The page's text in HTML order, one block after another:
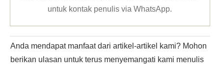
untuk kontak penulis via WhatsApp.
Anda mendapat manfaat dari artikel-artikel kami? Mohon
berikan ulasan untuk terus menyemangati kami menulis